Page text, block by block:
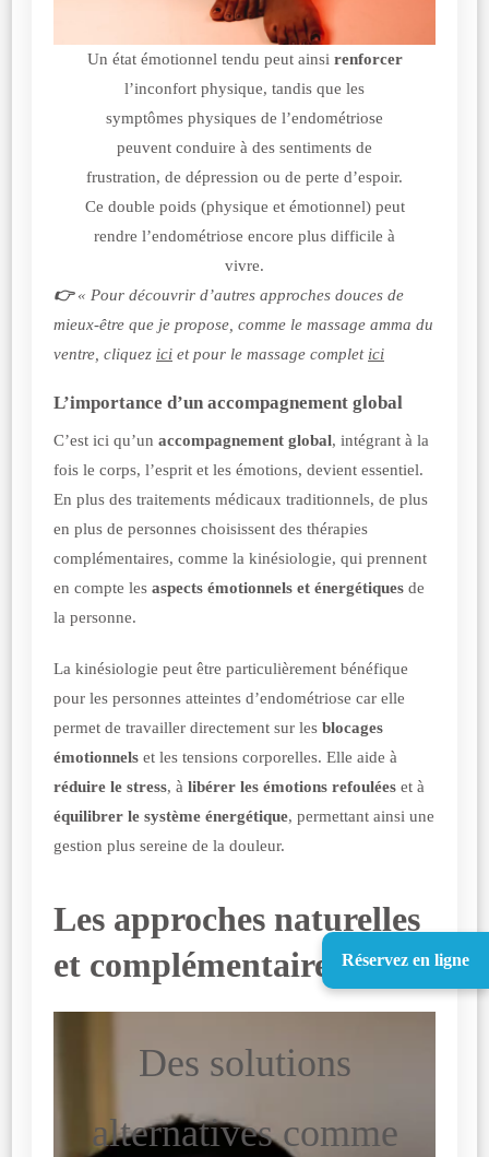
Un état émotionnel tendu peut ainsi renforcer
l’inconfort physique, tandis que les
symptômes physiques de l’endométriose
peuvent conduire à des sentiments de
frustration, de dépression ou de perte d’espoir.
Ce double poids (physique et émotionnel) peut
rendre l’endométriose encore plus difficile à
vivre.
👉« Pour découvrir d’autres approches douces de
mieux-être que je propose, comme le massage amma du
ventre, cliquez ici et pour le massage complet ici
L’importance d’un accompagnement global
C’est ici qu’un accompagnement global, intégrant à la
fois le corps, l’esprit et les émotions, devient essentiel.
En plus des traitements médicaux traditionnels, de plus
en plus de personnes choisissent des thérapies
complémentaires, comme la kinésiologie, qui prennent
en compte les aspects émotionnels et énergétiques de
la personne.
La kinésiologie peut être particulièrement bénéfique
pour les personnes atteintes d’endométriose car elle
permet de travailler directement sur les blocages
émotionnels et les tensions corporelles. Elle aide à
réduire le stress, à libérer les émotions refoulées et à
équilibrer le système énergétique, permettant ainsi une
gestion plus sereine de la douleur.
Les approches naturelles
et complémentaires
Des solutions
alternatives comme
Réservez en ligne